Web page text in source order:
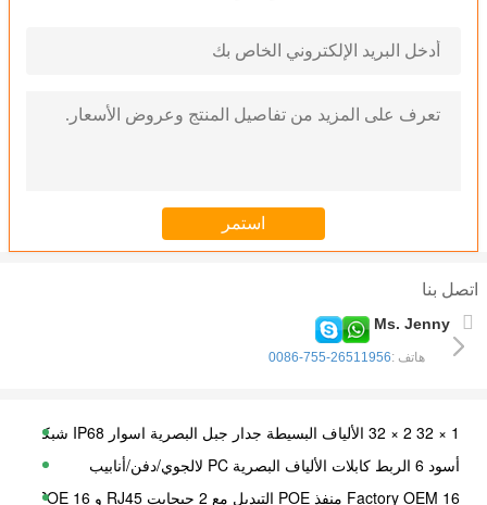
اتصل بنا
هاتف :0086-755-26511956
1 × 32 2 × 32 الألياف البسيطة جدار جبل البصرية اسوار IP68 شبكة الأسود
أسود 6 الربط كابلات الألياف البصرية PC لالجوي/دفن/أنابيب
Factory OEM 16 منفذ POE التبديل مع 2 جيجابت RJ45 و 16 100mbps POE منفذ لكاميرا CCTV NVR IP